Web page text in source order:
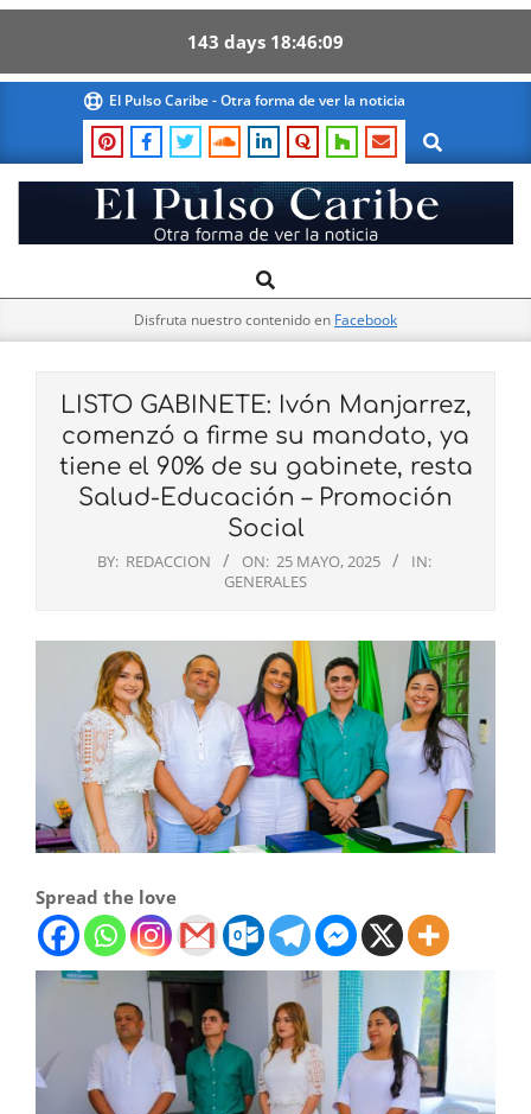
143 days 18 46 08
content
El Pulso Caribe - Otra forma de ver la noticia
Search
El
Pulso
Navigation
Search
Disfruta nuestro contenido en Facebook
LISTO GABINETE: Ivón Manjarrez,
comenzó a firme su mandato, ya
tiene el 90% de su gabinete, resta
Salud-Educación – Promoción
Social
BY: REDACCION ON: 25 MAYO, 2025
IN:
GENERALES
Spread the love